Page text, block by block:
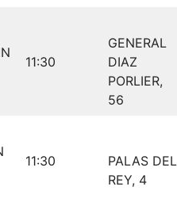
11:30
GENERAL
DIAZ
PORLIER,
56
11:30
PALAS DEL
REY, 4